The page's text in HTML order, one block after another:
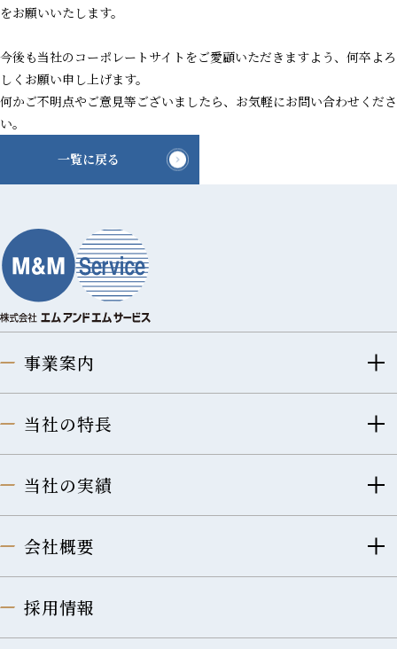
をお願いいたします。
今後も当社のコーポレートサイトをご愛顧いただきますよう、何卒よろ
しくお願い申し上げます。
何かご不明点やご意見等ございましたら、お気軽にお問い合わせくださ
い。
一覧に戻る
事業案内
当社の特長
当社の実績
会社概要
採用情報